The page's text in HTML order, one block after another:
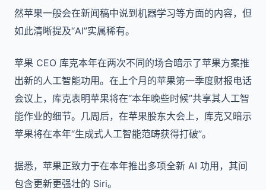
然苹果一般会在新闻稿中说到机器学习等方面的内容，但
如此清晰提及“AI”实属稀有。
苹果 CEO 库克本年在两次不同的场合暗示了苹果方案推
出新的人工智能功用。在上个月的苹果第一季度财报电话
会议上，库克表明苹果将在“本年晚些时候”共享其人工智
能作业的细节。几周后，在苹果股东大会上，库克又暗示
苹果将在本年“生成式人工智能范畴获得打破”。
据悉，苹果正致力于在本年推出多项全新 AI 功用，其间
包含更新更强壮的 Siri。